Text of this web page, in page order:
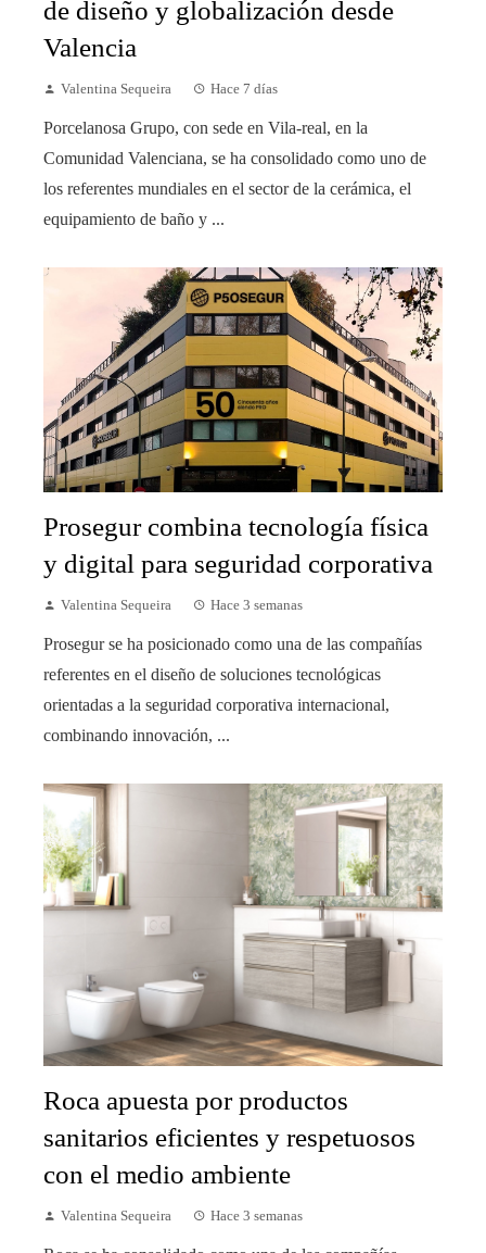
de diseño y globalización desde
Valencia
Valentina Sequeira Hace 7 días
Porcelanosa Grupo, con sede en Vila-real, en la
Comunidad Valenciana, se ha consolidado como uno de
los referentes mundiales en el sector de la cerámica, el
equipamiento de baño y ...
Prosegur combina tecnología física
y digital para seguridad corporativa
Valentina Sequeira Hace 3 semanas
Prosegur se ha posicionado como una de las compañías
referentes en el diseño de soluciones tecnológicas
orientadas a la seguridad corporativa internacional,
combinando innovación, ...
Roca apuesta por productos
sanitarios eficientes y respetuosos
con el medio ambiente
Valentina Sequeira Hace 3 semanas